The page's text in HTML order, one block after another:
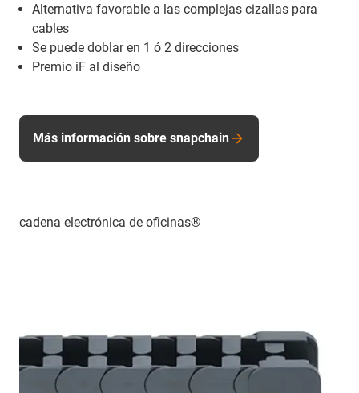
Alternativa favorable a las complejas cizallas para
cables
Se puede doblar en 1 ó 2 direcciones
Premio iF al diseño
Más información sobre snapchain
cadena electrónica de oficinas®